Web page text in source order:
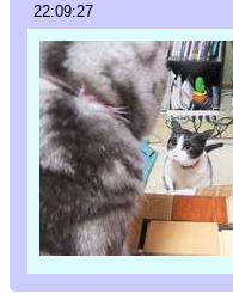
22:09:27